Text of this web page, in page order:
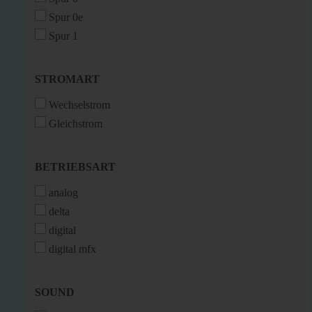
Spur 0e
Spur 1
STROMART
STROMART
Wechselstrom
Gleichstrom
BETRIEBSART
BETRIEBSART
analog
delta
digital
digital mfx
SOUND
SOUND